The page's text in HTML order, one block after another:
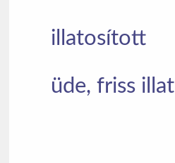
illatosított
üde, friss illat